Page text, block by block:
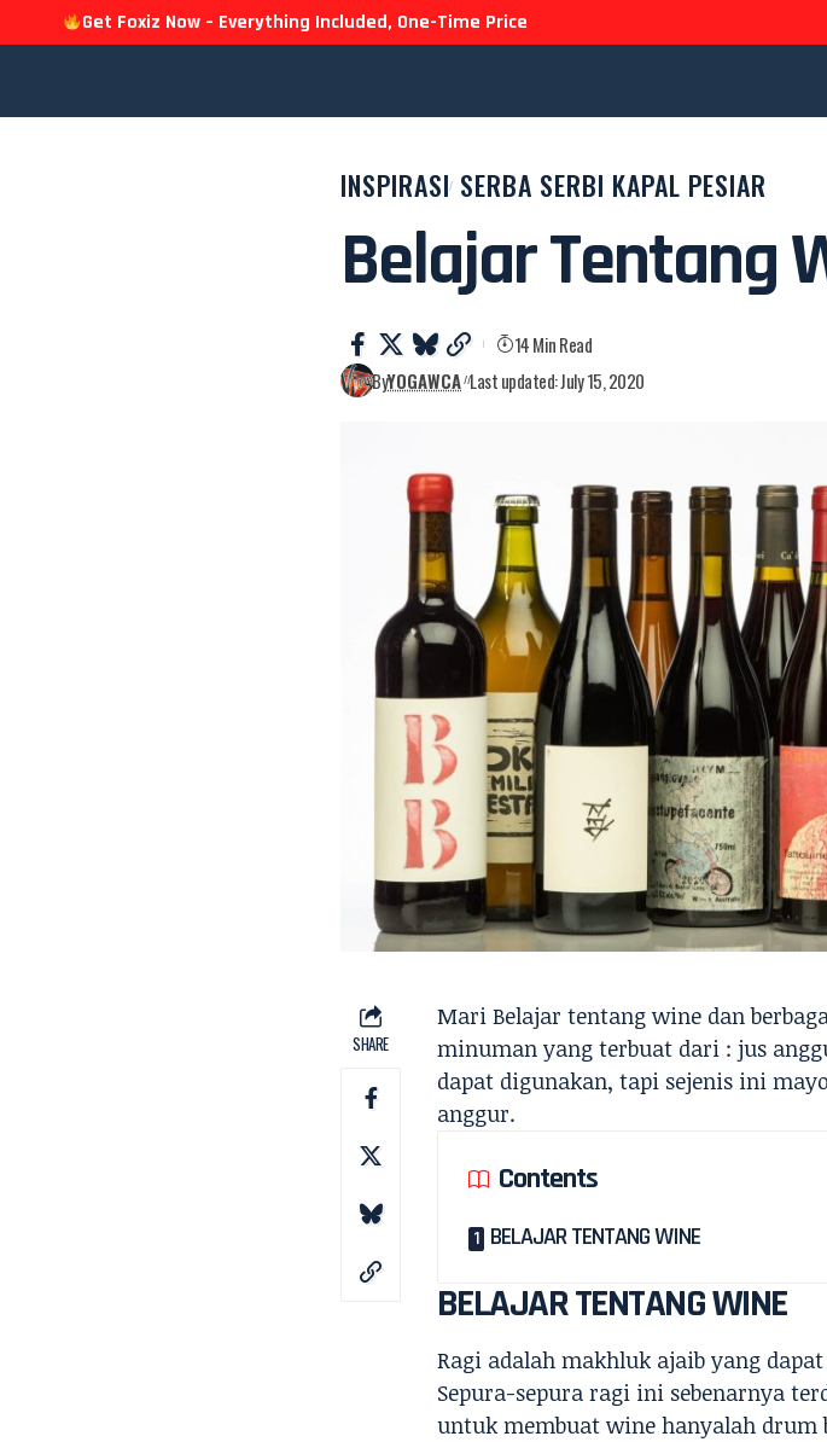
Get Foxiz Now – Everything Included, One-Time Price
INSPIRASI SERBA SERBI KAPAL PESIAR
Belajar Tentang
ByYOGAWCA Last updated: July 15, 2020
14 Min Read
SHARE
Mari Belajar tentang wine dan
minuman yang terbuat dari : jus
dapat digunakan, tapi sejenis ini
anggur.
Contents
BELAJAR TENTANG WINE
BELAJAR TENTANG WINE
Ragi adalah makhluk ajaib yang
Sepura-sepura ragi ini sebenarnya
untuk membuat wine hanyalah drum